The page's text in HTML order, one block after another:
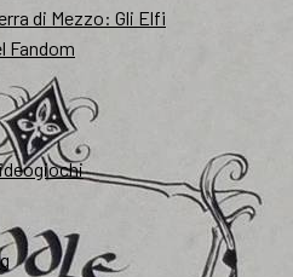
di Mezzo: Gli Elfi
Fandom